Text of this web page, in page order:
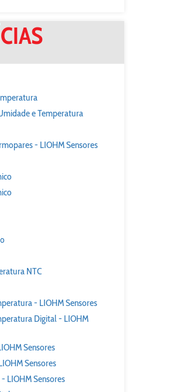
e Temperatura
- LIOHM Sensores
NTC
- LIOHM Sensores
Digital - LIOHM
Sensores
Sensores
LIOHM Sensores